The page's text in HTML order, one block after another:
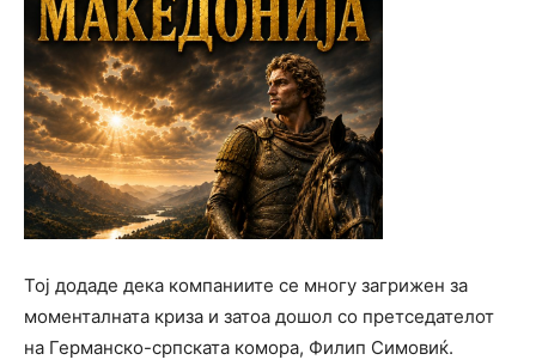
Тој додаде дека компаниите се многу загрижен за
моменталната криза и затоа дошол со претседателот
на Германско-српската комора, Филип Симовиќ.